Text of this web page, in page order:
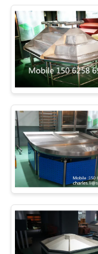
공
장
투
어
품
질
관
리
저
식료
식료
니